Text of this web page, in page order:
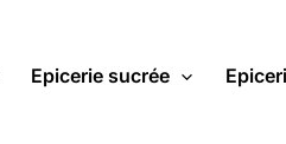
Epicerie sucrée